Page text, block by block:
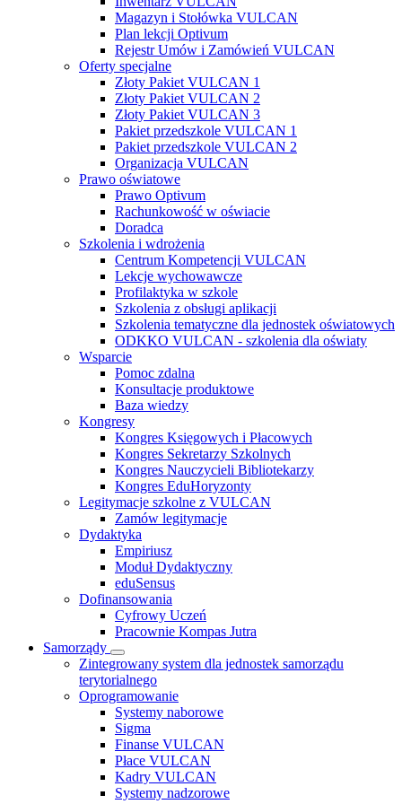
Magazyn i Stołówka VULCAN
Plan lekcji Optivum
Rejestr Umów i Zamówień VULCAN
Oferty specjalne
Złoty Pakiet VULCAN 1
Złoty Pakiet VULCAN 2
Złoty Pakiet VULCAN 3
Pakiet przedszkole VULCAN 1
Pakiet przedszkole VULCAN 2
Organizacja VULCAN
Prawo oświatowe
Prawo Optivum
Rachunkowość w oświacie
Doradca
Szkolenia i wdrożenia
Centrum Kompetencji VULCAN
Lekcje wychowawcze
Profilaktyka w szkole
Szkolenia z obsługi aplikacji
Szkolenia tematyczne dla jednostek oświatowych
ODKKO VULCAN - szkolenia dla oświaty
Wsparcie
Pomoc zdalna
Konsultacje produktowe
Baza wiedzy
Kongresy
Kongres Księgowych i Płacowych
Kongres Sekretarzy Szkolnych
Kongres Nauczycieli Bibliotekarzy
Kongres EduHoryzonty
Legitymacje szkolne z VULCAN
Zamów legitymacje
Dydaktyka
Empiriusz
Moduł Dydaktyczny
eduSensus
Dofinansowania
Cyfrowy Uczeń
Pracownie Kompas Jutra
Samorządy
Zintegrowany system dla jednostek samorządu
terytorialnego
Oprogramowanie
Systemy naborowe
Sigma
Finanse VULCAN
Płace VULCAN
Kadry VULCAN
Systemy nadzorowe